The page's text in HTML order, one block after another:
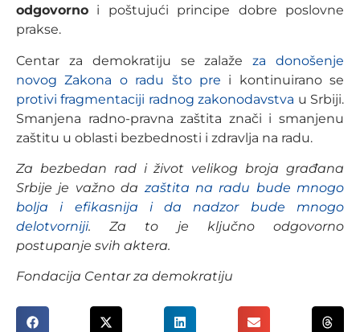
odgovorno i poštujući principe dobre poslovne
prakse.
Centar za demokratiju se zalažeza donošenje
novog Zakona o radu što pre i kontinuirano se
protivi fragmentaciji radnog zakonodavstva u Srbiji.
Smanjena radno-pravna zaštita znači i smanjenu
zaštitu u oblasti bezbednosti i zdravlja na radu.
Za bezbedan rad i život velikog broja građana
Srbije je važno da zaštita na radu bude mnogo
bolja i efikasnija i da nadzor bude mnogo
delotvorniji. Za to je ključno odgovorno
postupanje svih aktera.
Fondacija Centar za demokratiju